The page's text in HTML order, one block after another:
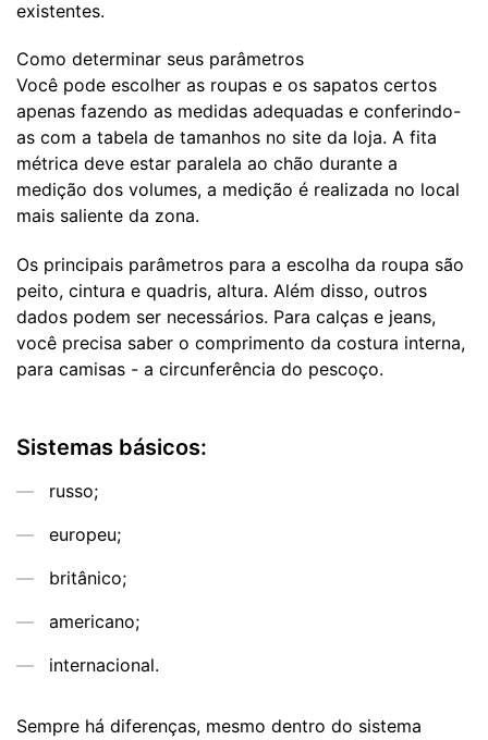
existentes.
Como determinar seus parâmetros
Você pode escolher as roupas e os sapatos certos
apenas fazendo as medidas adequadas e conferindo-
as com a tabela de tamanhos no site da loja. A fita
métrica deve estar paralela ao chão durante a
medição dos volumes, a medição é realizada no local
mais saliente da zona.
Os principais parâmetros para a escolha da roupa são
peito, cintura e quadris, altura. Além disso, outros
dados podem ser necessários. Para calças e jeans,
você precisa saber o comprimento da costura interna,
para camisas - a circunferência do pescoço.
Sistemas básicos:
russo;
europeu;
britânico;
americano;
internacional.
Sempre há diferenças, mesmo dentro do sistema